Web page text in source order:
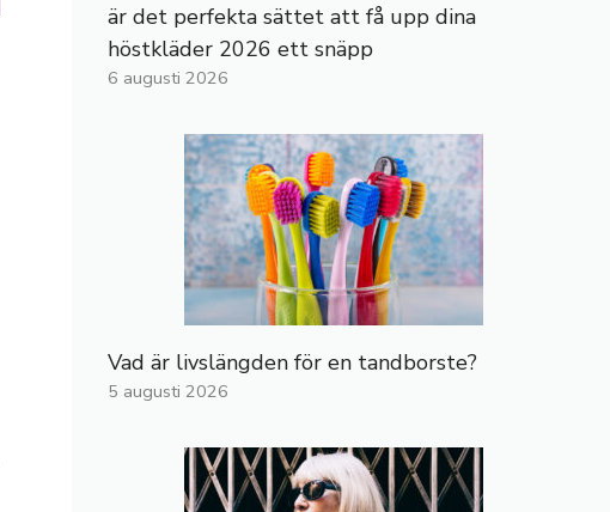
är det perfekta sättet att få upp dina
höstkläder 2026 ett snäpp
6 augusti 2026
Vad är livslängden för en tandborste?
5 augusti 2026